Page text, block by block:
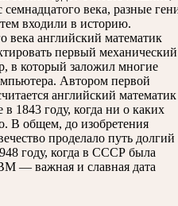
века, разные
входили в историю.
века английский математик
первый механический
в который заложил многие
Автором первой
английский математик
1843 году, когда ни о каких
В общем, до изобретения
проделало путь долгий
году, когда в СССР была
— важная и славная дата